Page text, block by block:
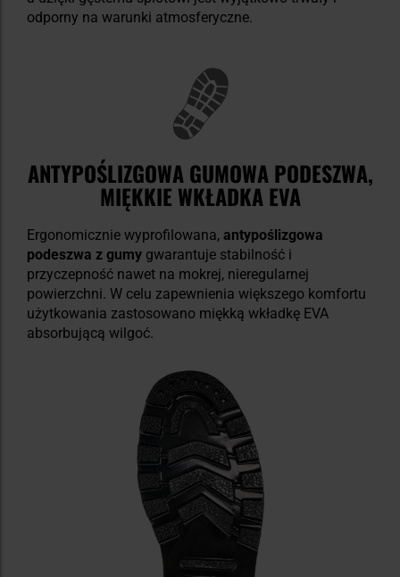
odporny na warunki atmosferyczne.
ANTYPOŚLIZGOWA GUMOWA PODESZWA,
MIĘKKIE WKŁADKA EVA
Ergonomicznie wyprofilowana, antypoślizgowa
podeszwa z gumy gwarantuje stabilność i
przyczepność nawet na mokrej, nieregularnej
powierzchni. W celu zapewnienia większego komfortu
użytkowania zastosowano miękką wkładkę EVA
absorbującą wilgoć.